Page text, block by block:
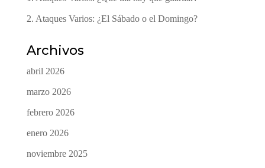
2. Ataques Varios: ¿El Sábado o el Domingo?
Archivos
abril 2026
marzo 2026
febrero 2026
enero 2026
noviembre 2025